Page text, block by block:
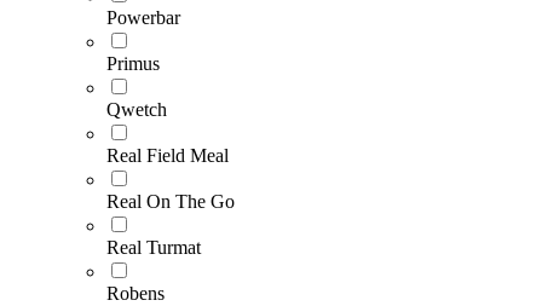
Powerbar
Primus
Qwetch
Real Field Meal
Real On The Go
Real Turmat
Robens